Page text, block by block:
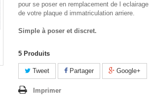
pour se poser en remplacement de l eclairage
de votre plaque d immatriculation arriere.
Simple à poser et discret.
5 Produits
Tweet Partager Google+
Imprimer